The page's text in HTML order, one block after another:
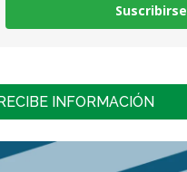
Suscribirse
INFORMACIÓN